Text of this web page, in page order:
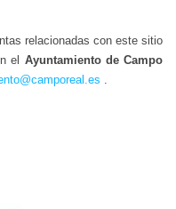
relacionadas con este sitio
el Ayuntamiento de Campo
.